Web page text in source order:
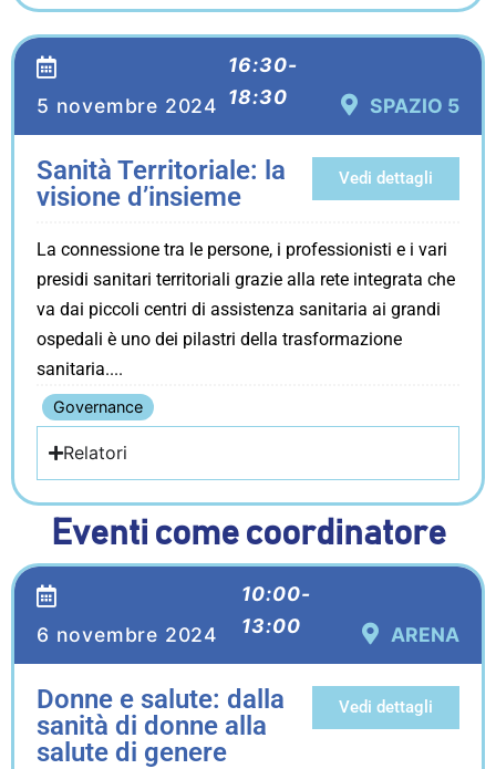
5 novembre 2024
16:30-
18:30
SPAZIO 5
Sanità Territoriale: la
visione d’insieme
Vedi dettagli
La connessione tra le persone, i professionisti e i vari
presidi sanitari territoriali grazie alla rete integrata che
va dai piccoli centri di assistenza sanitaria ai grandi
ospedali è uno dei pilastri della trasformazione
sanitaria.
Governance
Relatori
Eventi come coordinatore
6 novembre 2024
10:00-
13:00
ARENA
Donne e salute: dalla
sanità di donne alla
salute di genere
Vedi dettagli